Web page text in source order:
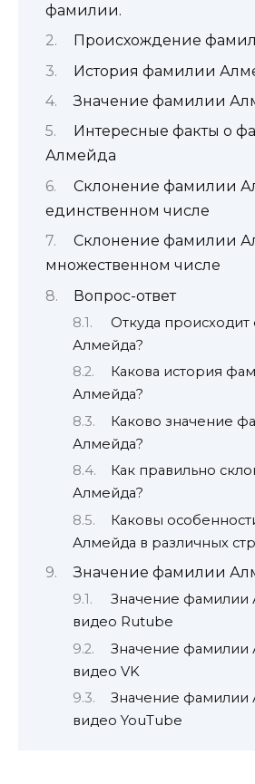
фамилии.
Происхождение
История фамилии
Значение фамилии
Интересные факты о
Алмейда
Склонение фамилии
единственном числе
Склонение фамилии
множественном числе
Вопрос-ответ
Откуда
Алмейда?
Какова история
Алмейда?
Каково значение
Алмейда?
Как правильно
Алмейда?
Каковы
Алмейда в различных
Значение фамилии
Значение фамилии
видео Rutube
Значение фамилии
видео VK
Значение фамилии
видео YouTube